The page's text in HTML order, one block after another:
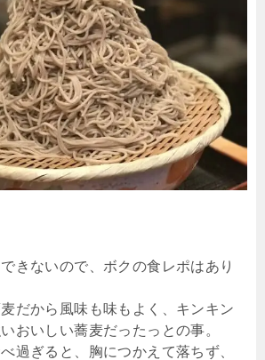
きないので、ボクの食レポはあり
だから風味も味もよく、キンキン
おいしい蕎麦だったっとの事。
過ぎると、胸につかえて落ちず、